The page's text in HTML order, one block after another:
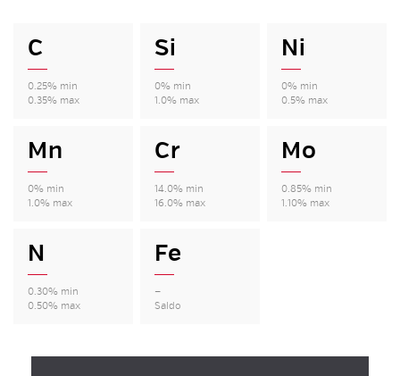
C
0.25% min
0.35% max
Si
0% min
1.0% max
Ni
0% min
0.5% max
Mn
0% min
1.0% max
Cr
14.0% min
16.0% max
Mo
0.85% min
1.10% max
N
0.30% min
0.50% max
Fe
—
Saldo